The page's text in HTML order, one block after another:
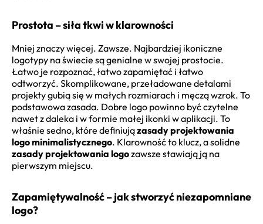
Prostota – siła tkwi w klarowności
Mniej znaczy więcej. Zawsze. Najbardziej ikoniczne
logotypy na świecie są genialne w swojej prostocie.
Łatwo je rozpoznać, łatwo zapamiętać i łatwo
odtworzyć. Skomplikowane, przeładowane detalami
projekty gubią się w małych rozmiarach i męczą wzrok. To
podstawowa zasada. Dobre logo powinno być czytelne
nawet z daleka i w formie małej ikonki w aplikacji. To
właśnie sedno, które definiujązasady projektowania
logo minimalistycznego. Klarowność to klucz, a solidne
zasady projektowania logozawsze stawiają ją na
pierwszym miejscu.
Zapamiętywalność – jak stworzyć niezapomniane
logo?